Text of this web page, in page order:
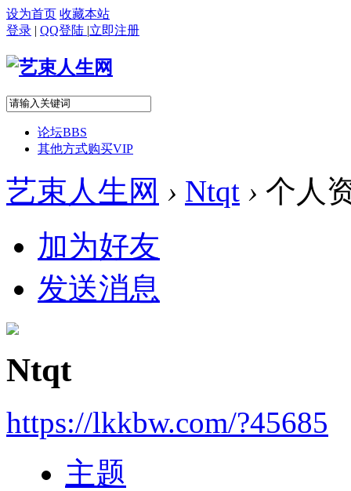
设为首页 收藏本站
登录 | QQ登陆 |立即注册
论坛BBS
其他方式购买VIP
艺束人生网 › Ntqt › 个人
加为好友
发送消息
Ntqt
https://lkkbw.com/?45685
主题